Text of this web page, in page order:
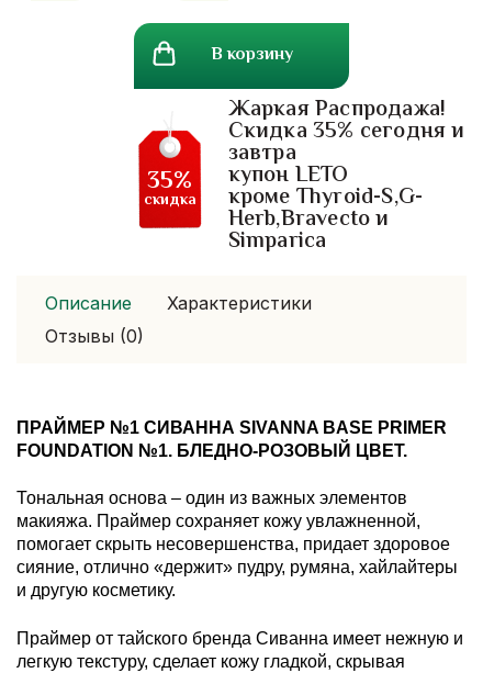
В корзину
Жаркая Распродажа!
Скидка 35% сегодня и
завтра
купон LETO
кроме Thyroid-S,G-
Herb,Bravecto и
Simparica
35%
скидка
Описание
Характеристики
Отзывы (0)
ПРАЙМЕР №1 СИВАННА SIVANNA BASE PRIMER
FOUNDATION №1. БЛЕДНО-РОЗОВЫЙ ЦВЕТ.
Тональная основа – один из важных элементов
макияжа. Праймер сохраняет кожу увлажненной,
помогает скрыть несовершенства, придает здоровое
сияние, отлично «держит» пудру, румяна, хайлайтеры
и другую косметику.
Праймер от тайского бренда Сиванна имеет нежную и
легкую текстуру, сделает кожу гладкой, скрывая